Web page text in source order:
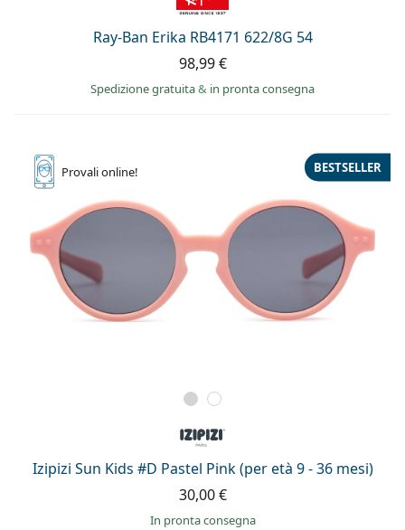
Ray-Ban Erika RB4171 622/8G 54
98,99 €
Spedizione gratuita& in pronta consegna
Provalionline!
Izipizi Sun Kids #D Pastel Pink (per età 9 - 36 mesi)
BESTSELLER
30,00 €
in pronta consegna